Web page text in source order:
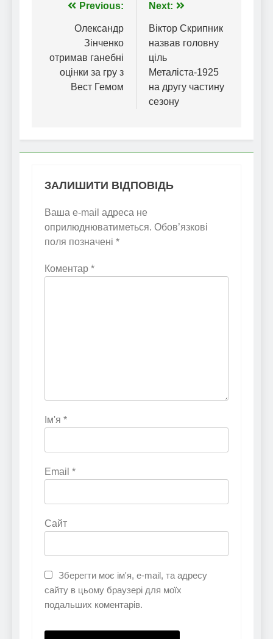
Навігація
записів
Previous:
Олександр
Зінченко
отримав ганебні
оцінки за гру з
Вест Гемом
Next:
Віктор Скрипник
назвав головну
ціль
Металіста-1925
на другу частину
сезону
ЗАЛИШИТИ ВІДПОВІДЬ
Ваша e-mail адреса не
оприлюднюватиметься. Обов’язкові
поля позначені *
Коментар *
Ім'я *
Email *
Сайт
Зберегти моє ім'я, e-mail, та адресу
сайту в цьому браузері для моїх
подальших коментарів.